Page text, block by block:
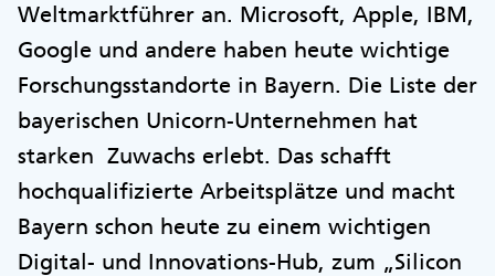
Weltmarktführer an. Microsoft, Apple, IBM,
Google und andere haben heute wichtige
Forschungsstandorte in Bayern. Die Liste der
bayerischen Unicorn-Unternehmen hat
starken Zuwachs erlebt. Das schafft
hochqualifizierte Arbeitsplätze und macht
Bayern schon heute zu einem wichtigen
Digital- und Innovations-Hub, zum „Silicon